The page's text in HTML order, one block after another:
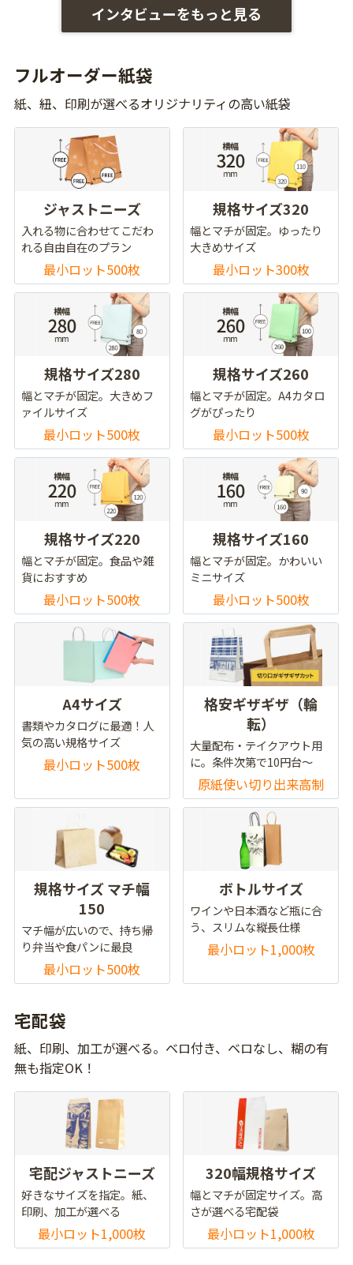
インタビューをもっと見る
フルオーダー紙袋
紙、紐、印刷が選べるオリジナリティの高い紙袋
ジャストニーズ
入れる物に合わせてこだわ
れる自由自在のプラン
最小ロット500枚
規格サイズ320
幅とマチが固定。ゆったり
大きめサイズ
最小ロット300枚
規格サイズ280
幅とマチが固定。大きめフ
ァイルサイズ
最小ロット500枚
規格サイズ260
幅とマチが固定。A4カタロ
グがぴったり
最小ロット500枚
規格サイズ220
幅とマチが固定。食品や雑
貨におすすめ
最小ロット500枚
規格サイズ160
幅とマチが固定。かわいい
ミニサイズ
最小ロット500枚
A4サイズ
書類やカタログに最適！人
気の高い規格サイズ
最小ロット500枚
格安ギザギザ（輪
転）
大量配布・テイクアウト用
に。条件次第で10円台～
原紙使い切り出来高制
規格サイズ マチ幅
150
マチ幅が広いので、持ち帰
り弁当や食パンに最良
最小ロット500枚
ボトルサイズ
ワインや日本酒など瓶に合
う、スリムな縦長仕様
最小ロット1,000枚
宅配袋
紙、印刷、加工が選べる。ベロ付き、ベロなし、糊の有
無も指定OK！
宅配ジャストニーズ
好きなサイズを指定。紙、
印刷、加工が選べる
最小ロット1,000枚
320幅規格サイズ
幅とマチが固定サイズ。高
さが選べる宅配袋
最小ロット1,000枚